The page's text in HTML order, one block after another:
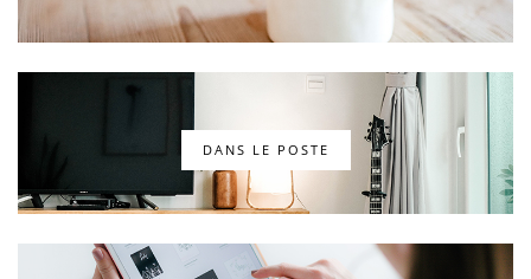
DANS LE POSTE